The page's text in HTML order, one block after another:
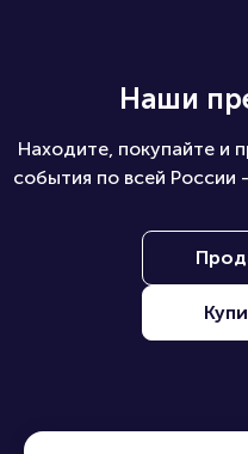
Наши
Находите, покупайте и
события по всей